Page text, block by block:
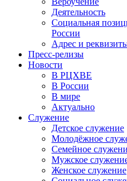
Деятельность
Социальная
России
Адрес и
Пресс-релизы
Новости
В РЦХВЕ
В России
В мире
Актуально
Служение
Детское служение
Молодёжное
Семейное
Мужское
Женское служение